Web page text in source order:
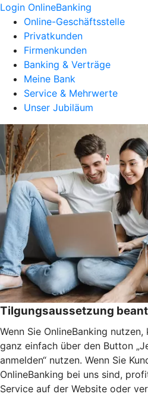
Login OnlineBanking
Online-Geschäftsstelle
Privatkunden
Firmenkunden
Banking & Verträge
Meine Bank
Service & Mehrwerte
Unser Jubiläum
Tilgungsaussetzung
Wenn Sie OnlineBanking
ganz einfach über den Button
anmelden“ nutzen. Wenn Sie
OnlineBanking bei uns sind,
Service auf der Website oder